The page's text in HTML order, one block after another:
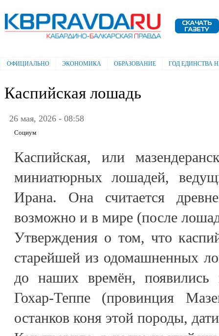
Электронная газета "Кабардино-
Балкарская правда"
Главное меню
ОФИЦИАЛЬНО ЭКОНОМИКА ОБРАЗОВАНИЕ ГОД ЕДИНСТВА
Каспийская лошадь
26 мая, 2026 - 08:58
Социум
Каспийская, или
миниатюрных лошадей,
Ирана. Она считается
возможно и в мире (после
Утверждения о том, что
старейшей из одомашненных
до наших времён, появились
Гохар-Теппе (провинция
останков коня этой породы,